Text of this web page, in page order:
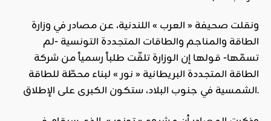
ونقلت صحيفة « العرب » اللندنية، عن مصادر في وزارة
الطاقة والمناجم والطاقات المتجددة التونسية -لم
تسمّها- قولها إن الوزارة تلقّت طلباً رسمياً من شركة
الطاقة المتجددة البريطانية « نور » لبناء محطّة للطاقة
الشمسية في جنوب البلاد، ستكون الكبرى على الإطلاق.